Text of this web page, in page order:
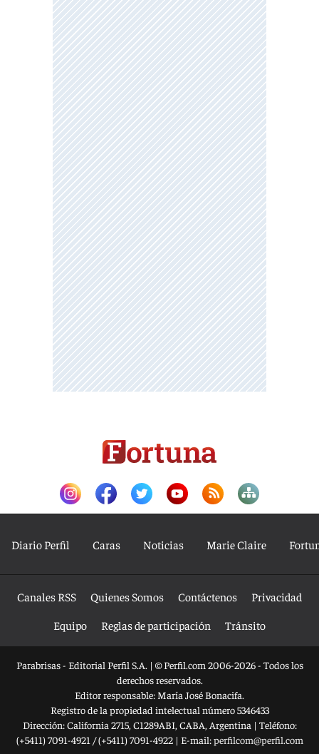
Diario Perfil Caras Noticias Marie Claire
Canales RSS Quienes Somos Contáctenos
Privacidad
Equipo
Reglas de participación Tránsito
Parabrisas - Editorial Perfil S.A. | © Perfil.com 2006-2026 - Todos los
derechos reservados.
Editor responsable: María José Bonacifa.
Registro de la propiedad intelectual número 5346433
Dirección:California 2715, C1289ABI, CABA, Argentina | Teléfono:
(+5411) 7091-4921 /(+5411) 7091-4922| E-mail:perfilcom@perfil.com